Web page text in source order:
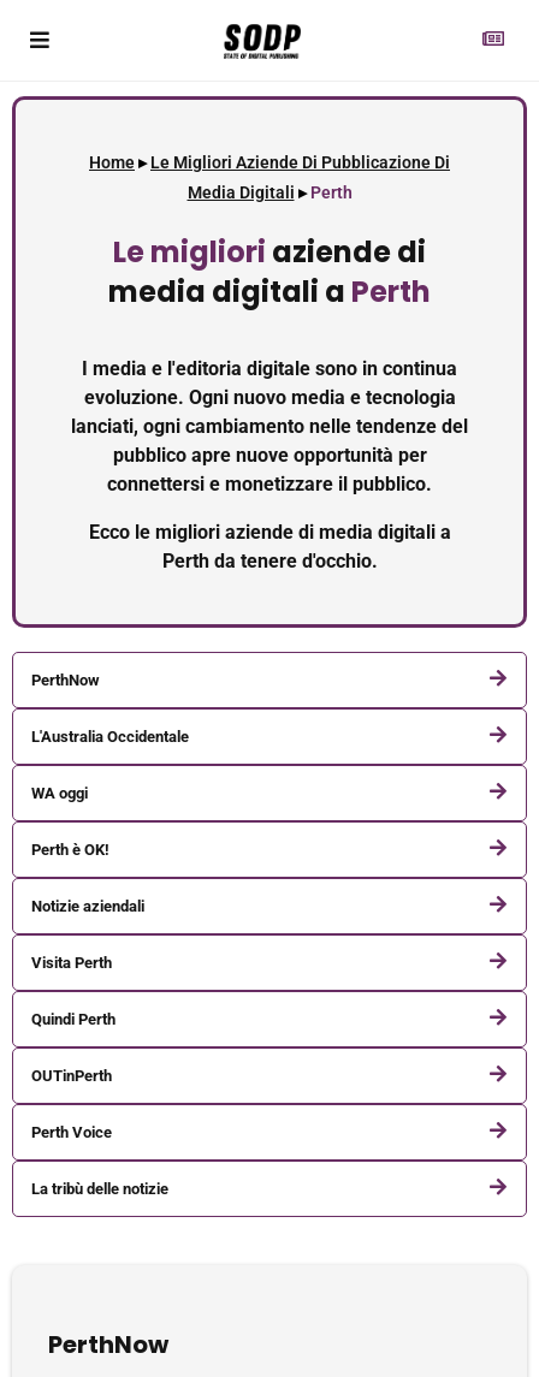
Home▸Le Migliori Aziende Di Pubblicazione Di
Media Digitali ▸Perth
Le migliori aziende di
media digitali a Perth
I media e l'editoria digitale sono in continua
evoluzione. Ogni nuovo media e tecnologia
lanciati, ogni cambiamento nelle tendenze del
pubblico apre nuove opportunità per
connettersi e monetizzare il pubblico.
Ecco le migliori aziende di media digitali a
Perth da tenere d'occhio.
PerthNow
L'Australia Occidentale
WA oggi
Perth è OK!
Notizie aziendali
Visita Perth
Quindi Perth
OUTinPerth
Perth Voice
La tribù delle notizie
PerthNow